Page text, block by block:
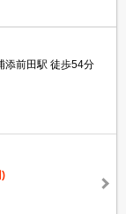
添前田駅 徒歩54分
)